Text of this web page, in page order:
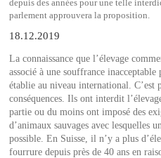
depuis des années pour une telle
parlement approuvera la proposition.
18.12.2019
La connaissance que l’élevage
associé à une souffrance
établie au niveau international. C’est
conséquences. Ils ont interdit
partie ou du moins ont imposé des
d’animaux sauvages avec lesquelles
possible. En Suisse, il n’y a plus
fourrure depuis près de 40 ans en